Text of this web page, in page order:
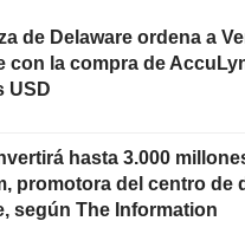
de Delaware ordena a
con la compra de
USD
hasta 3.000
promotora del centro de
según The Information